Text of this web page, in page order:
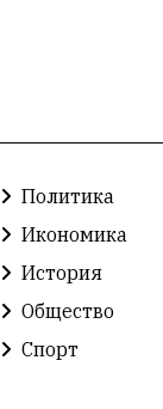
Политика
Икономика
История
Общество
Спорт